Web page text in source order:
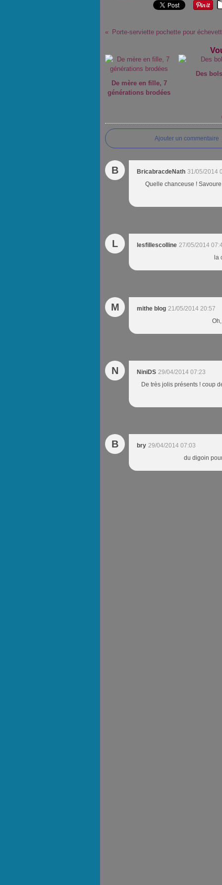
Porte-serviette pochette pour
De mère en fille, 7
générations brodées
Des
Ajouter un commentaire
B BricabracdeNath 31/05/2014
Quelle chanceuse !
L lesfillescolline 27/05/2014
la
M mithe blog 21/05/2014 20:57
N NiniDS 29/04/2014 07:23
De très jolis présents ! coup
B bry 29/04/2014 07:03
du digoin